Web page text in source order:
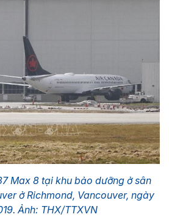
Max 8 tại khu bảo dưỡng ở sân
ở Richmond, Vancouver, ngày
Ảnh: THX/TTXVN